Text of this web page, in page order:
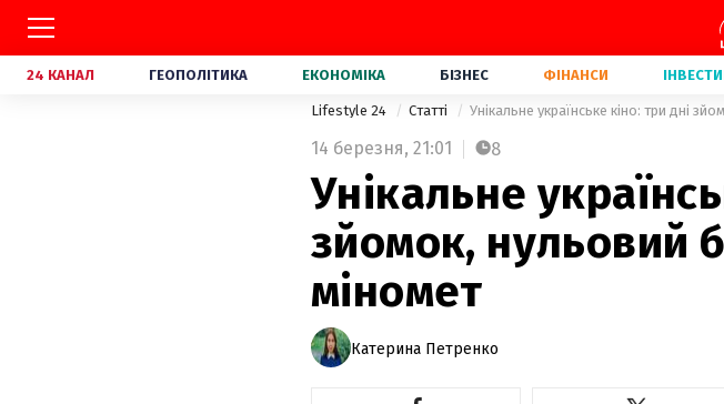
24 КАНАЛ ГЕОПОЛІТИКА ЕКОНОМІКА БІЗНЕС ФІНАНСИ
Lifestyle 24 Статті Унікальне українське кіно: три дні
14 березня, 21:01 8
Унікальне
зйомок, нульовий
міномет
Катерина Петренко